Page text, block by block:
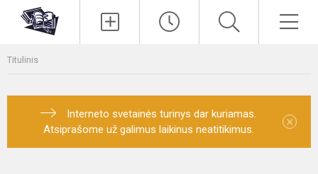
Titulinis
Interneto svetainės turinys dar kuriamas.
Atsiprašome už galimus laikinus neatitikimus.
×